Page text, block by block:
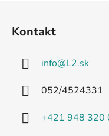
Kontakt
info@L2.sk
052/4524331
+421 948 320